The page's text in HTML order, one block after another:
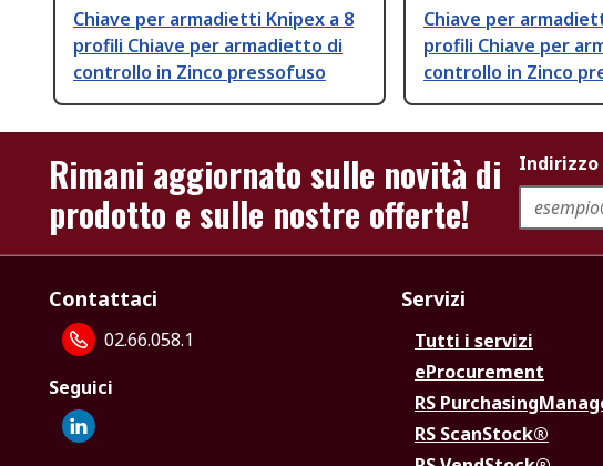
Chiave per armadietti Knipex a 8
profili Chiave per armadietto di
controllo in Zinco pressofuso
Chiave per
profili Chiave per
controllo in Zinco
Rimani aggiornato sulle novità di
prodotto e sulle nostre offerte!
Indirizzo
Contattaci
02.66.058.1
Seguici
Servizi
Tutti i servizi
eProcurement
RS
RS ScanStock®